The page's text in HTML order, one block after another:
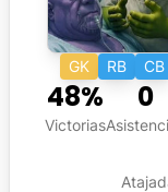
GK RB CB
48%
Victorias
0